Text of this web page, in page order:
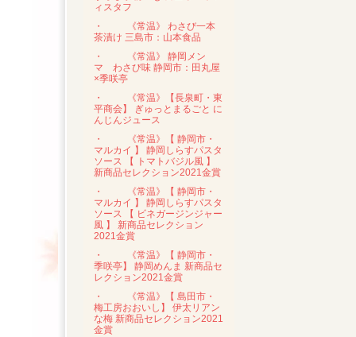
ィスタフ
・
《常温》 わさび一本
茶漬け 三島市：山本食品
・
《常温》 静岡メン
マ わさび味 静岡市：田丸屋
×季咲亭
・
《常温》【長泉町・東
平商会】 ぎゅっとまるごと に
んじんジュース
・
《常温》【 静岡市・
マルカイ 】 静岡しらすパスタ
ソース 【 トマトバジル風 】
新商品セレクション2021金賞
・
《常温》【 静岡市・
マルカイ 】 静岡しらすパスタ
ソース 【 ビネガージンジャー
風 】 新商品セレクション
2021金賞
・
《常温》【 静岡市・
季咲亭】 静岡めんま 新商品セ
レクション2021金賞
・
《常温》【 島田市・
梅工房おおいし】 伊太リアン
な梅 新商品セレクション2021
金賞